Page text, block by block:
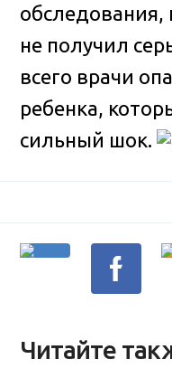
обследования,
не получил
всего врачи
ребенка,
сильный шок.
Читайте